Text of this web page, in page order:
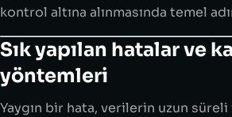
kontrol altına alınmasında temel
Sık yapılan hatalar ve
yöntemleri
Yaygın bir hata, verilerin uzun